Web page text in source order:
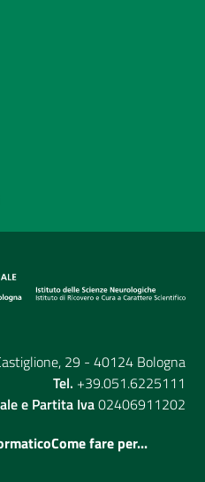
29 - 40124 Bologna
Tel. +39.051.6225111
e Partita Iva02406911202
Come fare per...